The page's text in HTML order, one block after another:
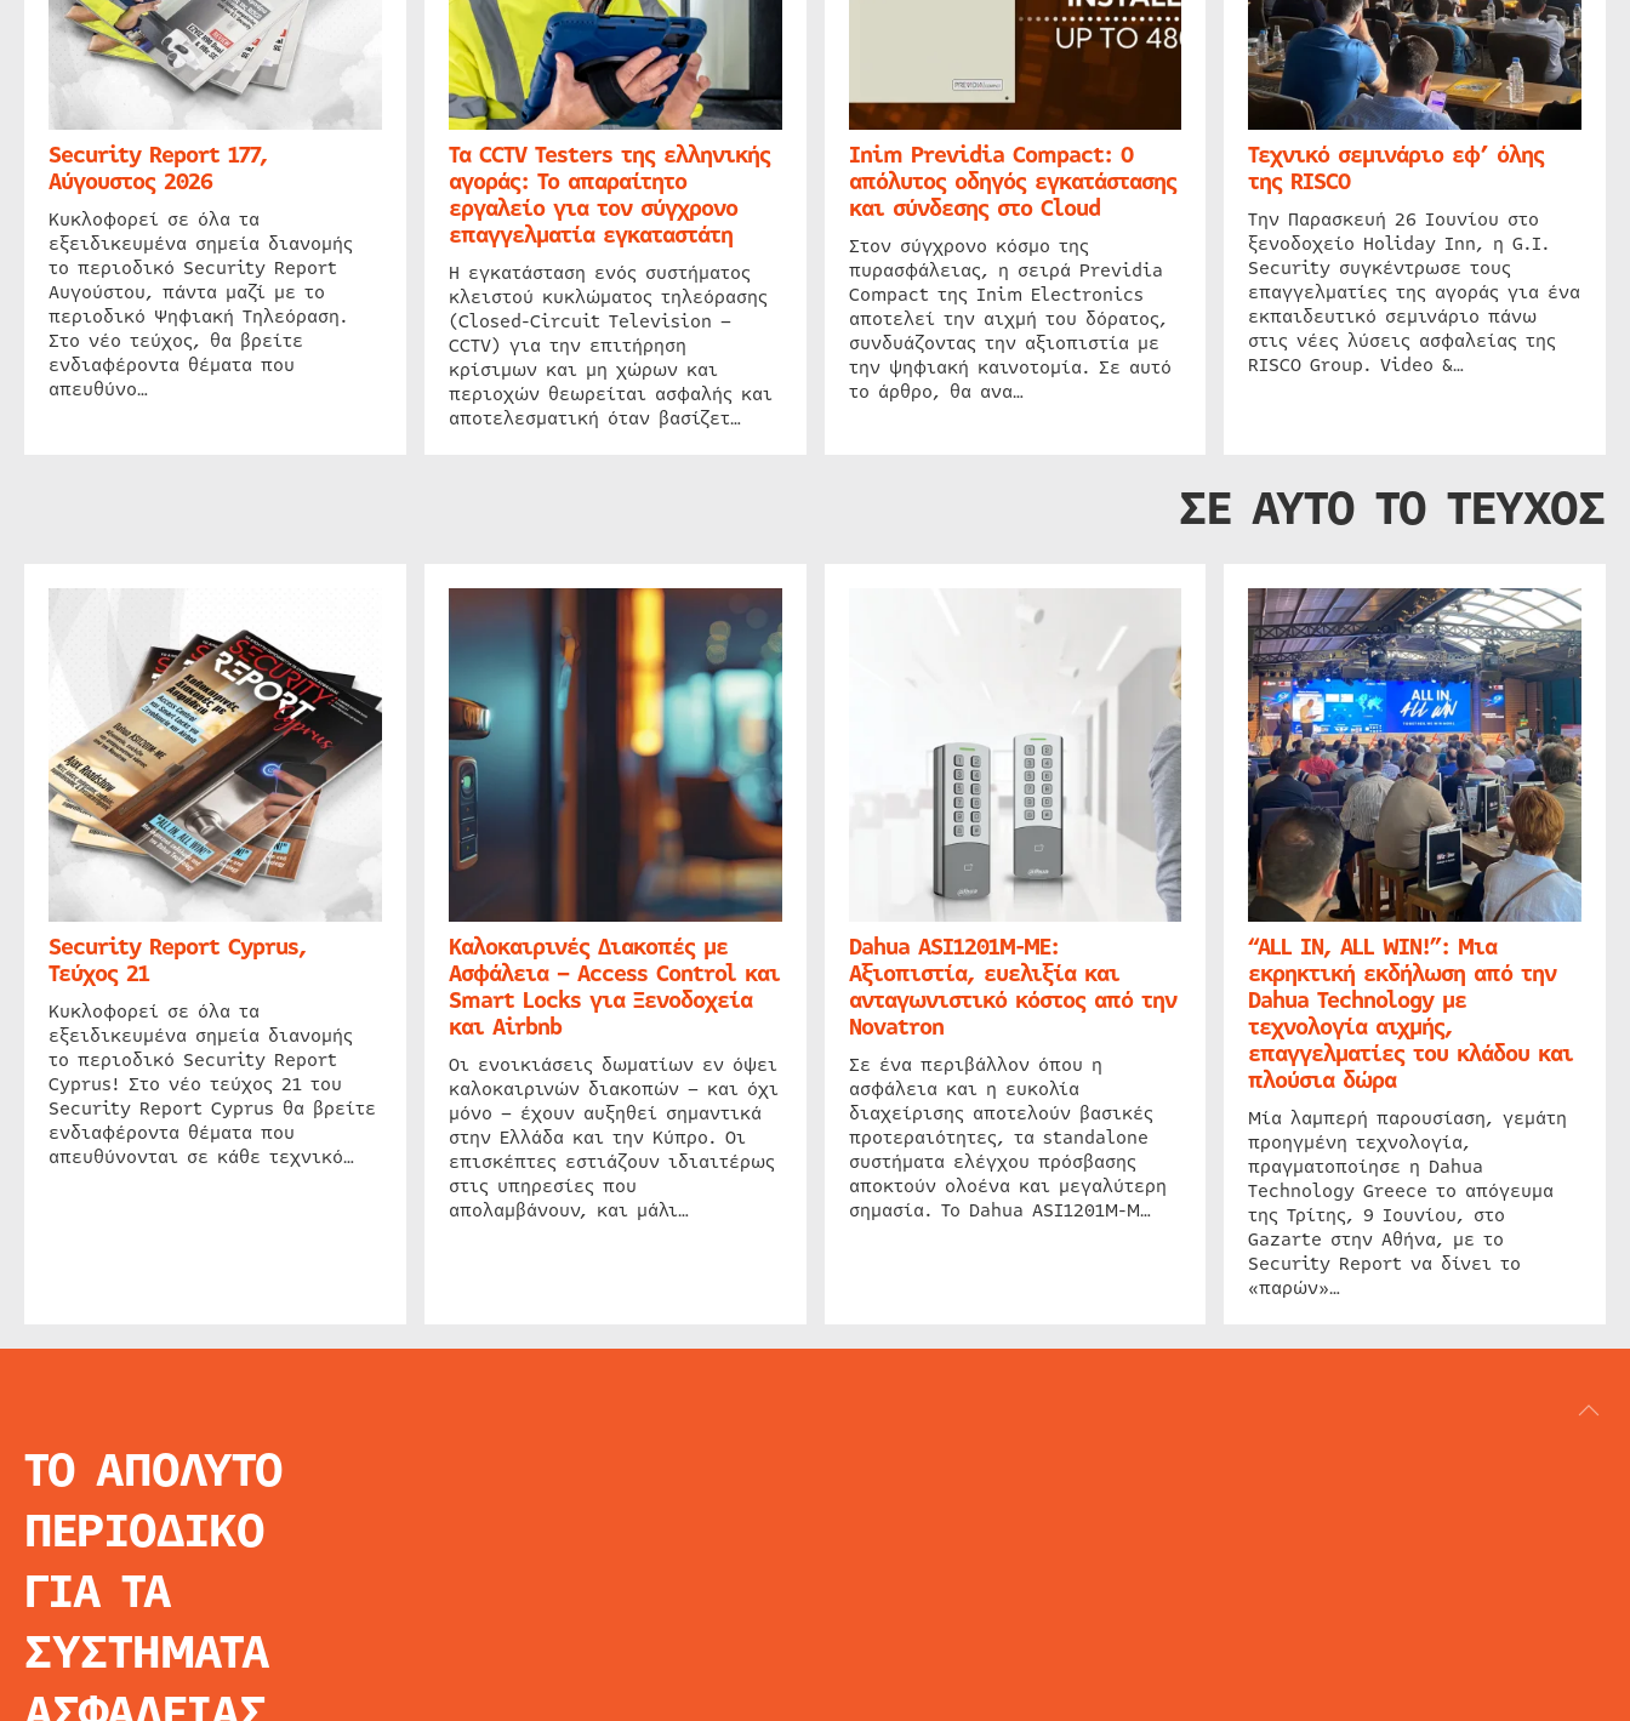
Security Report 177,
Αύγουστος 2026
Κυκλοφορεί σε όλα τα
εξειδικευμένα σημεία διανομής
το περιοδικό Security Report
Αυγούστου, πάντα μαζί με το
περιοδικό Ψηφιακή Τηλεόραση.
Στο νέο τεύχος, θα βρείτε
ενδιαφέροντα θέματα που
απευθύνο…
Τα CCTV Testers της ελληνικής
αγοράς: Το απαραίτητο
εργαλείο για τον σύγχρονο
επαγγελματία εγκαταστάτη
Η εγκατάσταση ενός συστήματος
κλειστού κυκλώματος τηλεόρασης
(Closed-Circuit Television –
CCTV) για την επιτήρηση
κρίσιμων και μη χώρων και
περιοχών θεωρείται ασφαλής και
αποτελεσματική όταν βασίζετ…
Inim Previdia Compact: Ο
απόλυτος οδηγός εγκατάστασης
και σύνδεσης στο Cloud
Στον σύγχρονο κόσμο της
πυρασφάλειας, η σειρά Previdia
Compact της Inim Electronics
αποτελεί την αιχμή του δόρατος,
συνδυάζοντας την αξιοπιστία με
την ψηφιακή καινοτομία. Σε αυτό
το άρθρο, θα ανα…
Τεχνικό σεμινάριο εφ’ όλης
της RISCO
Την Παρασκευή 26 Ιουνίου στο
ξενοδοχείο Holiday Inn, η G.I.
Security συγκέντρωσε τους
επαγγελματίες της αγοράς για ένα
εκπαιδευτικό σεμινάριο πάνω
στις νέες λύσεις ασφαλείας της
RISCO Group. Video &…
ΣΕ ΑΥΤΟ ΤΟ ΤΕΥΧΟΣ
Security Report Cyprus,
Τεύχος 21
Κυκλοφορεί σε όλα τα
εξειδικευμένα σημεία διανομής
το περιοδικό Security Report
Cyprus! Στο νέο τεύχος 21 του
Security Report Cyprus θα βρείτε
ενδιαφέροντα θέματα που
απευθύνονται σε κάθε τεχνικό…
Καλοκαιρινές Διακοπές με
Ασφάλεια – Access Control και
Smart Locks για Ξενοδοχεία
και Airbnb
Οι ενοικιάσεις δωματίων εν όψει
καλοκαιρινών διακοπών – και όχι
μόνο – έχουν αυξηθεί σημαντικά
στην Ελλάδα και την Κύπρο. Οι
επισκέπτες εστιάζουν ιδιαιτέρως
στις υπηρεσίες που
απολαμβάνουν, και μάλι…
Dahua ASI1201M-ME:
Αξιοπιστία, ευελιξία και
ανταγωνιστικό κόστος από την
Novatron
Σε ένα περιβάλλον όπου η
ασφάλεια και η ευκολία
διαχείρισης αποτελούν βασικές
προτεραιότητες, τα standalone
συστήματα ελέγχου πρόσβασης
αποκτούν ολοένα και μεγαλύτερη
σημασία. Το Dahua ASI1201M-M…
“ALL IN, ALL WIN!”: Μια
εκρηκτική εκδήλωση από την
Dahua Technology με
τεχνολογία αιχμής,
επαγγελματίες του κλάδου και
πλούσια δώρα
Μία λαμπερή παρουσίαση, γεμάτη
προηγμένη τεχνολογία,
πραγματοποίησε η Dahua
Technology Greece το απόγευμα
της Τρίτης, 9 Ιουνίου, στο
Gazarte στην Αθήνα, με το
Security Report να δίνει το
«παρών»…
ΤΟ ΑΠΟΛΥΤΟ
ΠΕΡΙΟΔΙΚΟ
ΓΙΑ ΤΑ
ΣΥΣΤΗΜΑΤΑ